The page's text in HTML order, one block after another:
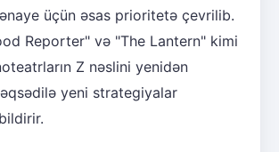
üçün əsas prioritetə çevrilib.
Reporter" və "The Lantern" kimi
Z nəslini yenidən
yeni strategiyalar
bildirir.